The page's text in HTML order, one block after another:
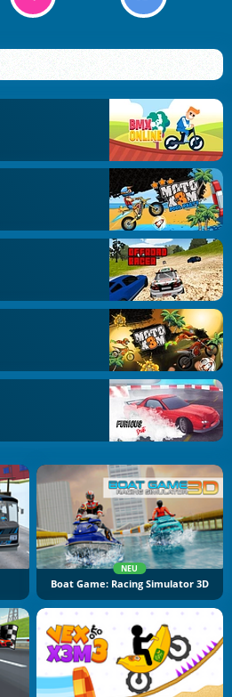
NEU
Boat Game: Racing Simulator 3D